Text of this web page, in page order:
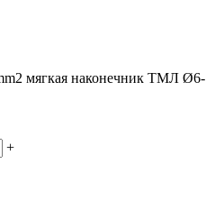
мягкая наконечник ТМЛ Ø6-
+